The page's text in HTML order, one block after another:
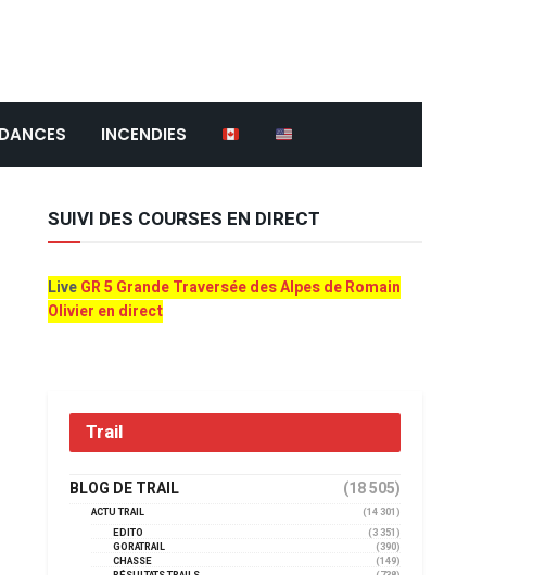
INCENDIES
SUIVI DES COURSES EN DIRECT
LiveGR 5 Grande Traversée des Alpes de Romain
Olivier en direct
Trail
BLOG DE TRAIL (18 505)
ACTU TRAIL
(14 301)
EDITO
(3 351)
GORATRAIL
(390)
CHASSE
(149)